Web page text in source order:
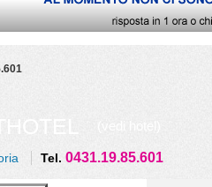
Tel. 0431.19.85.601